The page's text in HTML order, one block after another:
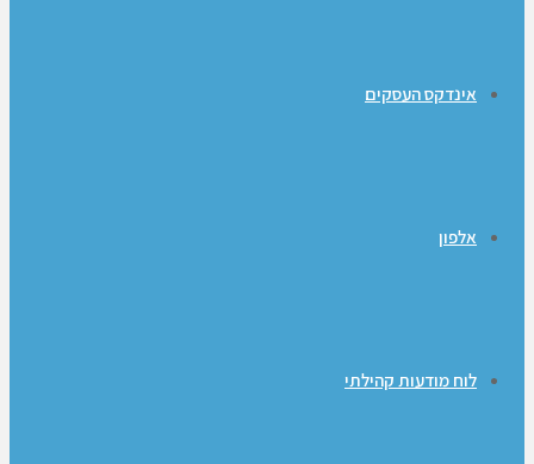
אינדקס העסקים
אלפון
לוח מודעות קהילתי